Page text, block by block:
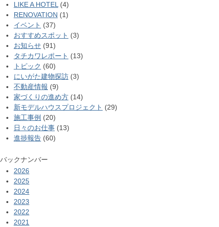
LIKE A HOTEL (4)
RENOVATION (1)
イベント (37)
おすすめスポット (3)
お知らせ (91)
タチカワレポート (13)
トピック (60)
にいがた建物探訪 (3)
不動産情報 (9)
家づくりの進め方 (14)
新モデルハウスプロジェクト (29)
施工事例 (20)
日々のお仕事 (13)
進捗報告 (60)
バックナンバー
2026
2025
2024
2023
2022
2021